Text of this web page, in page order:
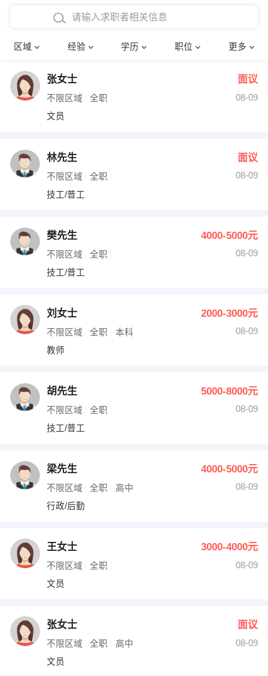
区域 经验 学历 职位 更多
在校学生工作经验
四年以上工作经验
五年以上工作经验
博士
文员
财务会计
网络IT
收银员
水电/机修
编辑 法律
其他职位
确定
张女士 面议
不限区域 全职
08-09
文员
林先生 面议
不限区域 全职
08-09
技工/普工
樊先生 4000-5000元
不限区域 全职
08-09
技工/普工
刘女士 2000-3000元
不限区域 全职 本科
08-09
教师
胡先生 5000-8000元
不限区域 全职
08-09
技工/普工
梁先生 4000-5000元
不限区域 全职 高中
08-09
行政/后勤
王女士 3000-4000元
不限区域 全职
08-09
文员
张女士 面议
不限区域 全职 高中
08-09
文员